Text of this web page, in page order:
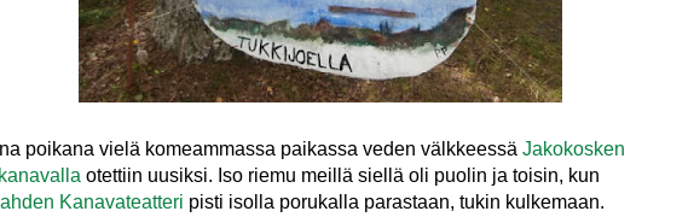
poikana vielä komeammassa paikassa veden välkkeessä Jakokosken
otettiin uusiksi. Iso riemu meillä siellä oli puolin ja toisin, kun
Kanavateatteri pisti isolla porukalla parastaan, tukin kulkemaan.